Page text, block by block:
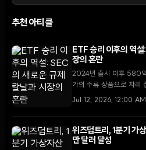
추천 아티클
ETF 승리 이후의 역설
장의 혼란
2024년 출시 이후 580억
가의 주류 상품으로 자리
맞이했다. 미 증권거래위
제기되고 있다.
Jul 12, 2026, 12:00 AM
위즈덤트리, 1분기 가
만 달러 달성